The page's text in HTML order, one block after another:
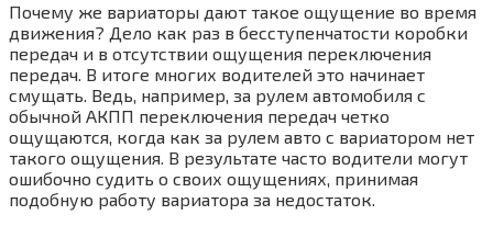
Почему же вариаторы дают такое ощущение во время
движения? Дело как раз в бесступенчатости коробки
передач и в отсутствии ощущения переключения
передач. В итоге многих водителей это начинает
смущать. Ведь, например, за рулем автомобиля с
обычной АКПП переключения передач четко
ощущаются, когда как за рулем авто с вариатором нет
такого ощущения. В результате часто водители могут
ошибочно судить о своих ощущениях, принимая
подобную работу вариатора за недостаток.